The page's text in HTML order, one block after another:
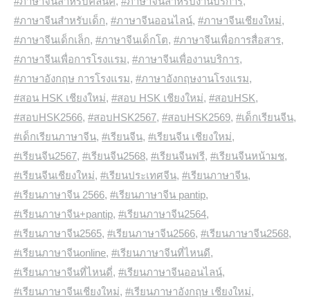
#ภาษาจีนสำหรับเด็ก, #ภาษาจีนออนไลน์, #ภาษาจีนเชียงใหม่,
#ภาษาจีนเด็กเล็ก, #ภาษาจีนเด็กโต, #ภาษาจีนเพื่อการสื่อสาร,
#ภาษาจีนเพื่อการโรงแรม, #ภาษาจีนเพื่องานบริการ,
#ภาษาอังกฤษ การโรงแรม, #ภาษาอังกฤษงานโรงแรม,
#สอน HSK เชียงใหม่, #สอบ HSK เชียงใหม่, #สอบHSK,
#สอบHSK2566, #สอบHSK2567, #สอบHSK2569, #เด็กเรียนจีน,
#เด็กเรียนภาษาจีน, #เรียนจีน, #เรียนจีน เชียงใหม่,
#เรียนจีน2567, #เรียนจีน2568, #เรียนจีนฟรี, #เรียนจีนหน้ามช,
#เรียนจีนเชียงใหม่, #เรียนประเทศจีน, #เรียนภาษาจีน,
#เรียนภาษาจีน 2566, #เรียนภาษาจีน pantip,
#เรียนภาษาจีน+pantip, #เรียนภาษาจีน2564,
#เรียนภาษาจีน2565, #เรียนภาษาจีน2566, #เรียนภาษาจีน2568,
#เรียนภาษาจีนonline, #เรียนภาษาจีนที่ไหนดี,
#เรียนภาษาจีนที่ไหนดี่, #เรียนภาษาจีนออนไลน์,
#เรียนภาษาจีนเชียงใหม่, #เรียนภาษาอังกฤษ เชียงใหม่,